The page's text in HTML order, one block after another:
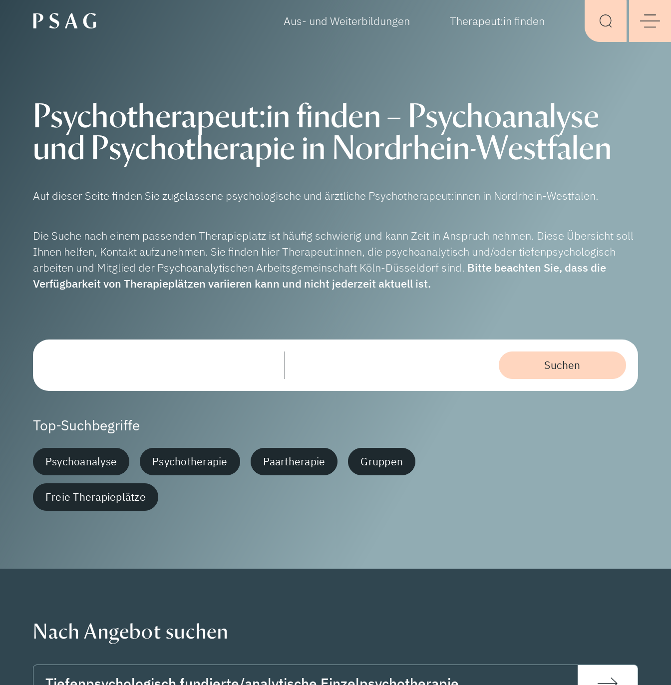
Aus- und Weiterbildungen Therapeut:in finden
Psychotherapeut:in finden – Psychoanalyse
und Psychotherapie in Nordrhein-Westfalen
Auf dieser Seite finden Sie zugelassene psychologische und ärztliche Psychotherapeut:innen in Nordrhein-Westfalen.
Die Suche nach einem passenden Therapieplatz ist häufig schwierig und kann Zeit in Anspruch nehmen. Diese Übersicht soll
Ihnen helfen, Kontakt aufzunehmen. Sie finden hier Therapeut:innen, die psychoanalytisch und/oder tiefenpsychologisch
arbeiten und Mitglied der Psychoanalytischen Arbeitsgemeinschaft Köln-Düsseldorf sind. Bitte beachten Sie, dass die
Verfügbarkeit von Therapieplätzen variieren kann und nicht jederzeit aktuell ist.
Suchen
Top-Suchbegriffe
Psychoanalyse Psychotherapie Paartherapie Gruppen
Freie Therapieplätze
Nach Angebot suchen